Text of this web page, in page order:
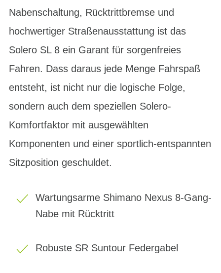
Nabenschaltung, Rücktrittbremse und
hochwertiger Straßenausstattung ist das
Solero SL 8 ein Garant für sorgenfreies
Fahren. Dass daraus jede Menge Fahrspaß
entsteht, ist nicht nur die logische Folge,
sondern auch dem speziellen Solero-
Komfortfaktor mit ausgewählten
Komponenten und einer sportlich-entspannten
Sitzposition geschuldet.
Wartungsarme Shimano Nexus 8-Gang-
Nabe mit Rücktritt
Robuste SR Suntour Federgabel